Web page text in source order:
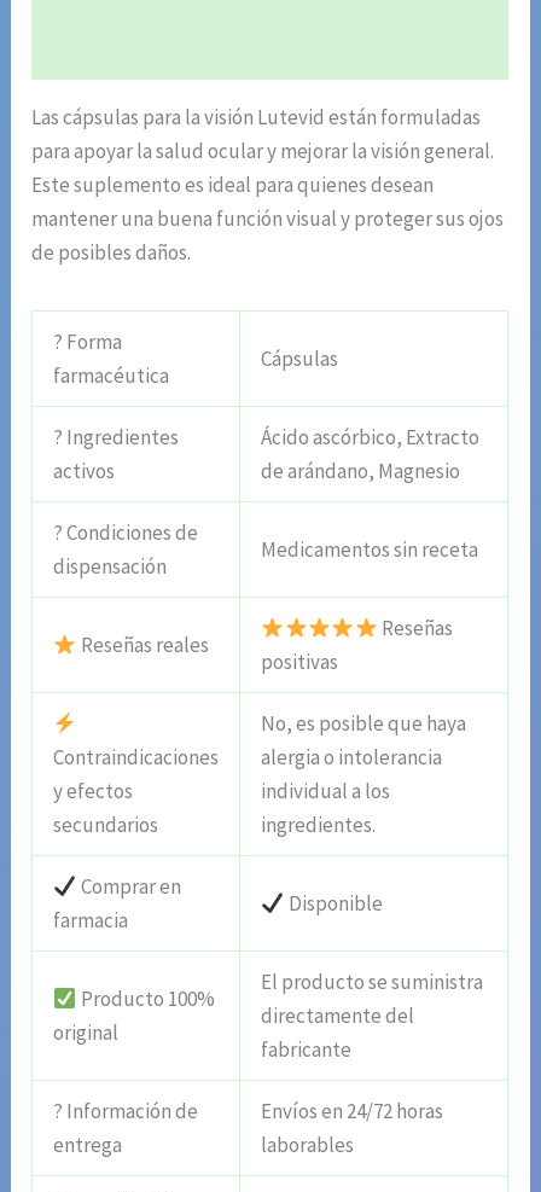
Las cápsulas para la visión Lutevid están formuladas
para apoyar la salud ocular y mejorar la visión general.
Este suplemento es ideal para quienes desean
mantener una buena función visual y proteger sus ojos
de posibles daños.
? Forma
farmacéutica
Cápsulas
? Ingredientes
activos
Ácido ascórbico, Extracto
de arándano, Magnesio
? Condiciones de
dispensación
Medicamentos sin receta
Reseñas reales
Reseñas
positivas
Contraindicaciones
y efectos
secundarios
No, es posible que haya
alergia o intolerancia
individual a los
ingredientes.
Comprar en
farmacia
Disponible
Producto 100%
original
El producto se suministra
directamente del
fabricante
? Información de
entrega
Envíos en 24/72 horas
laborables